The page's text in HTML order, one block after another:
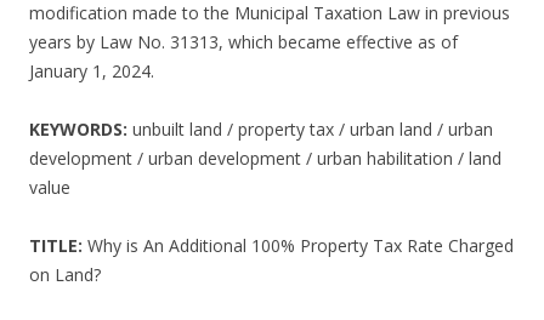
modification made to the Municipal Taxation Law in previous
years by Law No. 31313, which became effective as of
January 1, 2024.
KEYWORDS: unbuilt land / property tax / urban land / urban
development / urban development / urban habilitation / land
value
TITLE: Why is An Additional 100% Property Tax Rate Charged
on Land?